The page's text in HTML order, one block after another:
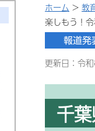
ホーム > 教
楽しもう！
更新日：令
千